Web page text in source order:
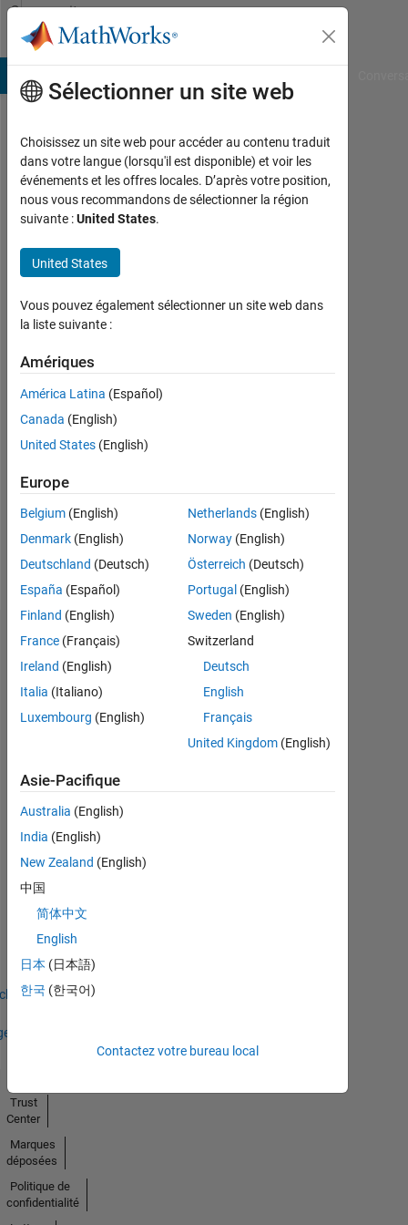
Passer au contenu
Community
Profile
kaixi
gu
Last
plus
de 3
y a
Actif
depuis
2022
0
Following:
0
Follow
Badges
gu's
Badges
Answers
Badges
Thankful Level 2
13 Sep 2022
Sélectionner un site web
Choisissez un site web pour accéder au contenu traduit
dans votre langue (lorsqu'il est disponible) et voir les
événements et les offres locales. D’après votre position,
nous vous recommandons de sélectionner la région
suivante :United States.
United States
Vous pouvez également sélectionner un site web dans
la liste suivante :
Amériques
América Latina (Español)
Canada (English)
United States (English)
Europe
Belgium (English)
Denmark (English)
Deutschland (Deutsch)
España (Español)
Finland (English)
France (Français)
Ireland (English)
Italia (Italiano)
Luxembourg (English)
Netherlands(English)
Norway(English)
Österreich (Deutsch)
Portugal (English)
Sweden (English)
Switzerland
Deutsch
English
Français
United Kingdom(English)
Asie-Pacifique
Australia (English)
India (English)
New Zealand (English)
中国
简体中文
English
日本 (日本語)
한국 (한국어)
Contactez votre bureau local
Trust
Center
Marques
déposées
Politique de
confidentialité